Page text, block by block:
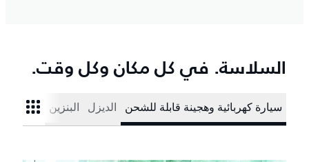
السلاسة. في كل مكان وكل وقت.
سيارة كهربائية وهجينة قابلة للشحن الديزل البنزين